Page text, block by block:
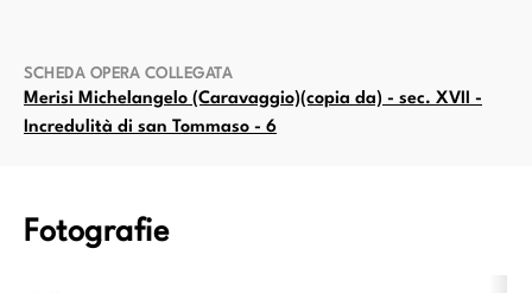
SCHEDA OPERA COLLEGATA
Merisi Michelangelo (Caravaggio)(copia da) - sec. XVII -
Incredulità di san Tommaso - 6
Fotografie